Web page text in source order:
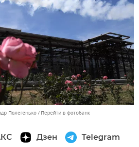
Полегенько Перейти в фотобанк
Дзен Telegram